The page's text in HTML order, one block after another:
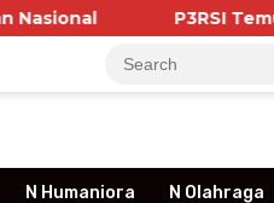
P3RSI Temui Kementerian
N Humaniora N Olahraga